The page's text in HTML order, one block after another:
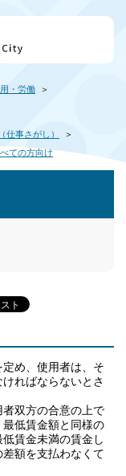
・労働
仕事さがし）
ての方向け
め、使用者は、そ
ればならないとさ
双方の合意の上で
低賃金額と同様の
賃金未満の賃金し
額を支払わなくて